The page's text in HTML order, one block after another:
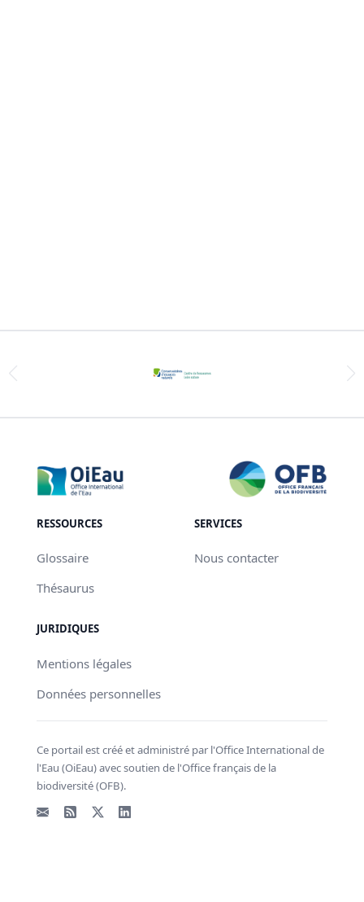
RESSOURCES
Glossaire
Thésaurus
SERVICES
Nous contacter
JURIDIQUES
Mentions légales
Données personnelles
Ce portail est créé et administré par l'Office International de
l'Eau (OiEau) avec soutien de l'Office français de la
biodiversité (OFB).